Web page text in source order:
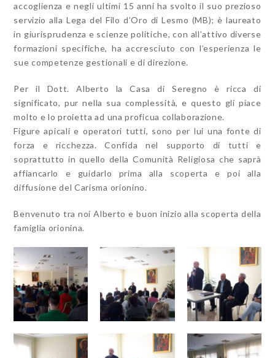
accoglienza e negli ultimi 15 anni ha svolto il suo prezioso
servizio alla Lega del Filo d’Oro di Lesmo (MB); è laureato
in giurisprudenza e scienze politiche, con all’attivo diverse
formazioni specifiche, ha accresciuto con l’esperienza le
sue competenze gestionali e di direzione.
Per il Dott. Alberto la Casa di Seregno è ricca di
significato, pur nella sua complessità, e questo gli piace
molto e lo proietta ad una proficua collaborazione.
Figure apicali e operatori tutti, sono per lui una fonte di
forza e ricchezza. Confida nel supporto di tutti e
soprattutto in quello della Comunità Religiosa che saprà
affiancarlo e guidarlo prima alla scoperta e poi alla
diffusione del Carisma orionino.
Benvenuto tra noi Alberto e buon inizio alla scoperta della
famiglia orionina.